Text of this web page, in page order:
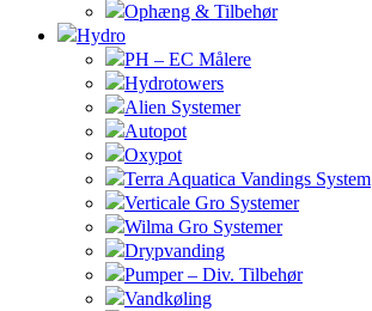
Ophæng & Tilbehør
Hydro
PH – EC Målere
Hydrotowers
Alien Systemer
Autopot
Oxypot
Terra Aquatica Vandings System
Verticale Gro Systemer
Wilma Gro Systemer
Drypvanding
Pumper – Div. Tilbehør
Vandkøling